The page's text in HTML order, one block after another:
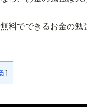
料でできるお金の勉
]